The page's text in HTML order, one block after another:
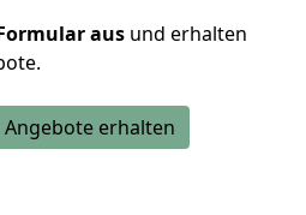
aus und erhalten
Angebote erhalten